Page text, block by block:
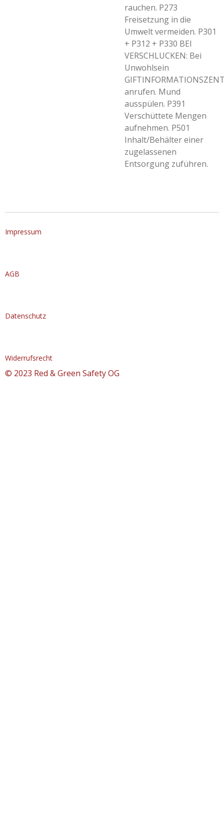
rauchen. P273
Freisetzung in die
Umwelt vermeiden. P301
+ P312 + P330 BEI
VERSCHLUCKEN: Bei
Unwohlsein
anrufen. Mund
ausspülen. P391
Verschüttete Mengen
aufnehmen. P501
Inhalt/Behälter einer
zugelassenen
Entsorgung zuführen.
Impressum
AGB
Datenschutz
Widerrufsrecht
© 2023 Red & Green Safety OG